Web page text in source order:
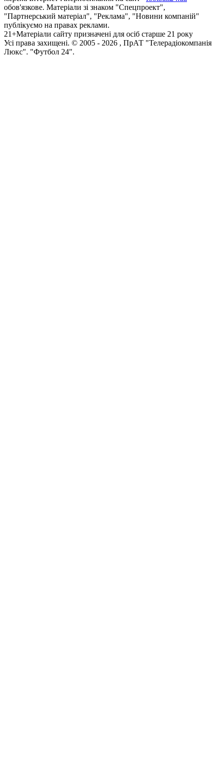
обов'язкове. Матеріали зі знаком "Спецпроект",
"Партнерський матеріал", "Реклама", "Новини компаній"
публікуємо на правах реклами.
21+Матеріали сайту призначені для осіб старше 21 року
Усi права захищенi. © 2005 - 2026 , ПрАТ "Телерадіокомпанія
Люкс". "Футбол 24".